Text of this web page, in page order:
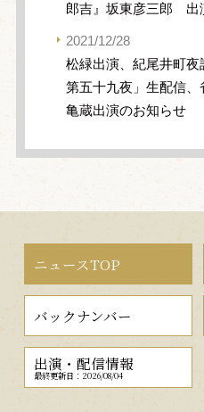
郎吉』坂東彦三郎 出
2021/12/28
松緑出演、紀尾井町
第五十九夜」生配信
亀蔵出演のお知らせ
ニュースTOP
バックナンバー
出演・配信情報
最終更新日：2026/08/04